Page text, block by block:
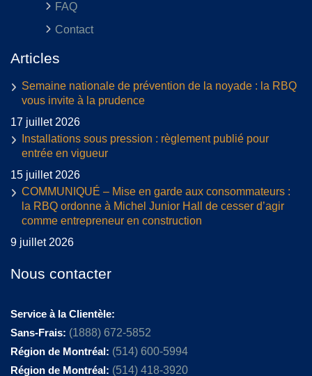
FAQ
Contact
Articles
Semaine nationale de prévention de la noyade : la RBQ
vous invite à la prudence
17 juillet 2026
Installations sous pression : règlement publié pour
entrée en vigueur
15 juillet 2026
COMMUNIQUÉ – Mise en garde aux consommateurs :
la RBQ ordonne à Michel Junior Hall de cesser d’agir
comme entrepreneur en construction
9 juillet 2026
Nous contacter
Service à la Clientèle:
Sans-Frais: (1888) 672-5852
Région de Montréal: (514) 600-5994
Région de Montréal: (514) 418-3920